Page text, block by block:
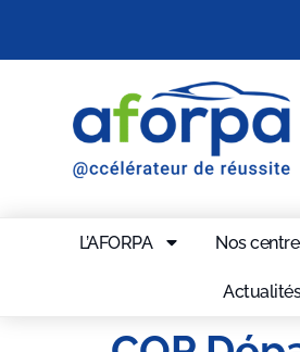
L’AFORPA Nos